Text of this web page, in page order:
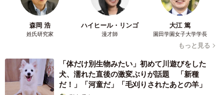
森岡 浩
姓氏研究家
ハイヒール・リンゴ
漫才師
大江 篤
園田学園女子大学学長
もっと見る
「体だけ別生物みたい」初めて川遊びをした
犬、濡れた直後の激変ぶりが話題 「新種
だ！」「河童だ」「毛刈りされたあとの羊」